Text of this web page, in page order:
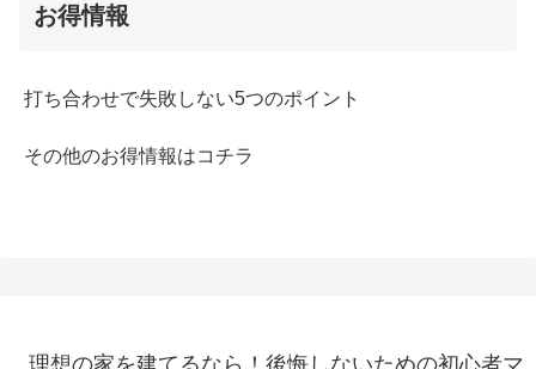
お得情報
打ち合わせで失敗しない5つのポイント
その他のお得情報はコチラ
理想の家を建てるなら！後悔しないための初心者マ